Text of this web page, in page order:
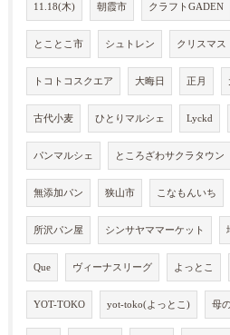
11.18(木) 朝霞市 クラフトGADEN
とことこ市 シュトレン クリスマス
トコトコスクエア 大晦日 正月
古代小麦 ひとりマルシェ Lyckd
パンマルシェ ところざわサクラタウン
無添加パン 狭山市 こなもんいち
所沢パン屋 シンサヤママーケット
Que ヴィーナスリーグ よっとこ
YOT-TOKO yot-toko(よっとこ) 母